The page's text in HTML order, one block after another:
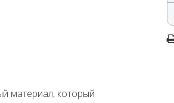
материал, который